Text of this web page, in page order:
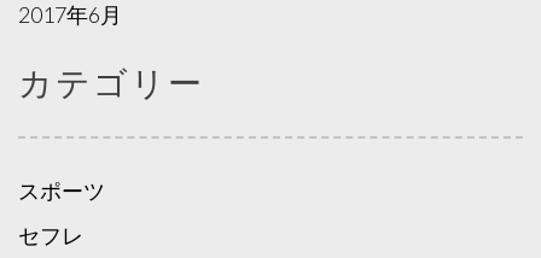
2017年6月
カテゴリー
スポーツ
セフレ